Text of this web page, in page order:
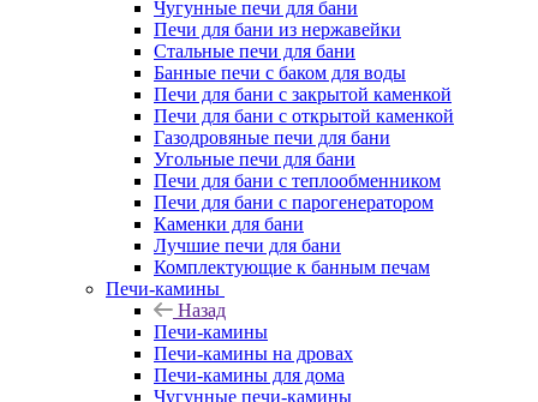
Чугунные печи для бани
Печи для бани из нержавейки
Стальные печи для бани
Банные печи с баком для воды
Печи для бани с закрытой каменкой
Печи для бани с открытой каменкой
Газодровяные печи для бани
Угольные печи для бани
Печи для бани с теплообменником
Печи для бани с парогенератором
Каменки для бани
Лучшие печи для бани
Комплектующие к банным печам
Печи-камины
Назад
Печи-камины
Печи-камины на дровах
Печи-камины для дома
Чугунные печи-камины